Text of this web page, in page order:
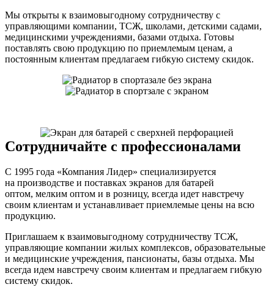
Мы открыты к взаимовыгодному сотрудничеству с
управляющими компании, ТСЖ, школами, детскими садами,
медицинскими учреждениями, базами отдыха. Готовы
поставлять свою продукцию по приемлемым ценам, а
постоянным клиентам предлагаем гибкую систему скидок.
Сотрудничайте с профессионалами
С 1995 года «Компания Лидер» специализируется
на производстве и поставках экранов для батарей
оптом, мелким оптом и в розницу, всегда идет навстречу
своим клиентам и устанавливает приемлемые цены на всю
продукцию.
Приглашаем к взаимовыгодному сотрудничеству ТСЖ,
управляющие компании жилых комплексов, образовательные
и медицинские учреждения, пансионаты, базы отдыха. Мы
всегда идем навстречу своим клиентам и предлагаем гибкую
систему скидок.